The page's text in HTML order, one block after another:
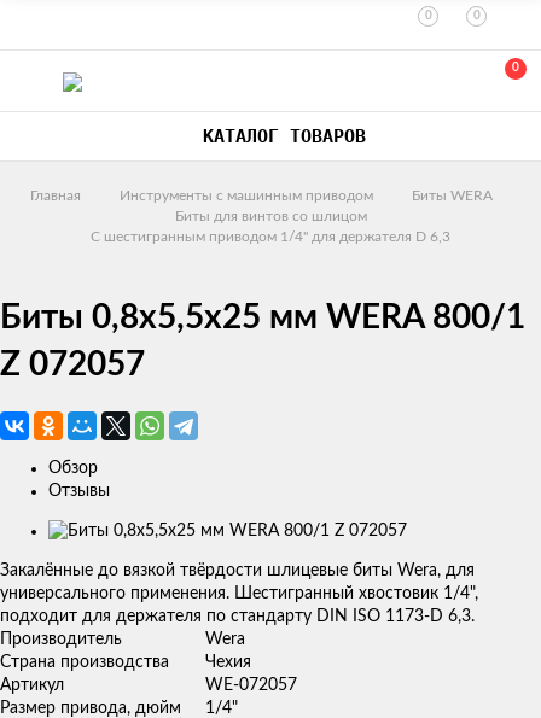
0 0
0
КАТАЛОГ ТОВАРОВ
Главная Инструменты с машинным приводом
Биты WERA
Биты для винтов со шлицом
С шестигранным приводом 1/4" для держателя D 6,3
Биты 0,8х5,5х25 мм WERA 800/1
Z 072057
Обзор
Отзывы
Изображения
товаров
Закалённые до вязкой твёрдости шлицевые биты Wera, для
универсального применения. Шестигранный хвостовик 1/4",
подходит для держателя по стандарту DIN ISO 1173-D 6,3.
Производитель
Wera
Страна производства
Чехия
Артикул
WE-072057
Размер привода, дюйм
1/4"